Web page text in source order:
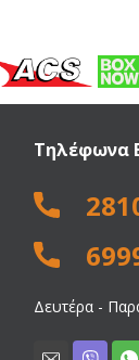
Τηλέφωνα
Δευτέρα -